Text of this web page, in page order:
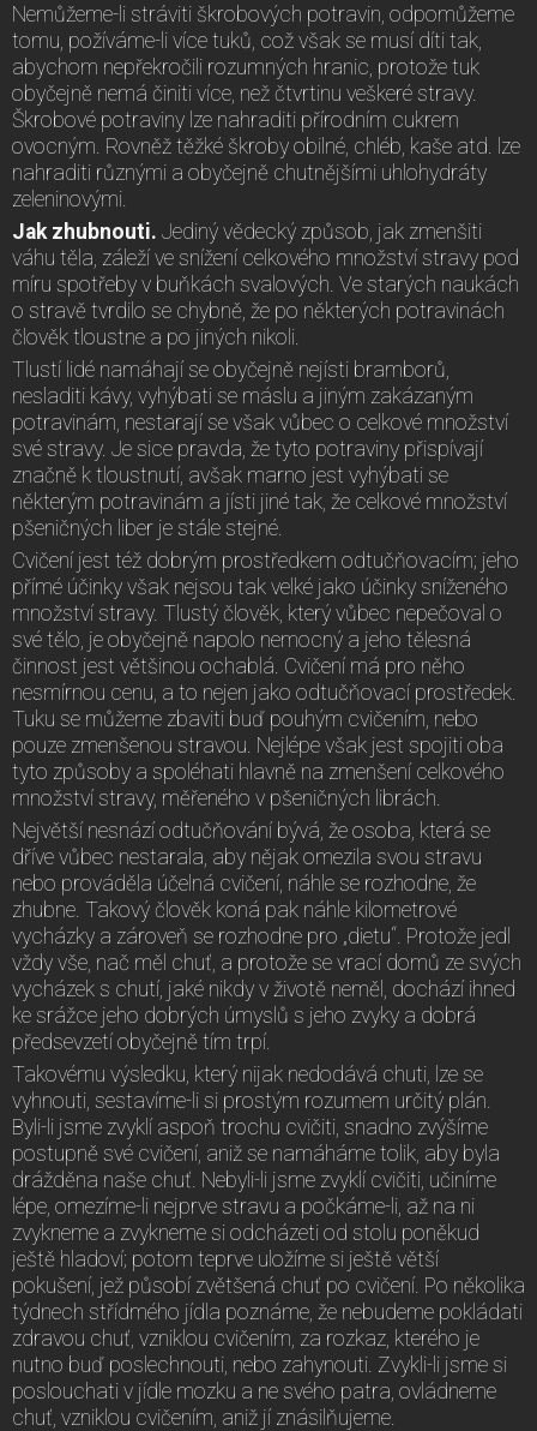
Nemůžeme-li stráviti škrobových potravin, odpomůžeme
tomu, požíváme-li více tuků, což však se musí díti tak,
abychom nepřekročili rozumných hranic, protože tuk
obyčejně nemá činiti více, než čtvrtinu veškeré stravy.
Škrobové potraviny lze nahraditi přírodním cukrem
ovocným. Rovněž těžké škroby obilné, chléb, kaše atd. lze
nahraditi různými a obyčejně chutnějšími uhlohydráty
zeleninovými.
Jak zhubnouti. Jediný vědecký způsob, jak zmenšiti
váhu těla, záleží ve snížení celkového množství stravy pod
míru spotřeby v buňkách svalových. Ve starých naukách
o stravě tvrdilo se chybně, že po některých potravinách
člověk tloustne a po jiných nikoli.
Tlustí lidé namáhají se obyčejně nejísti bramborů,
nesladiti kávy, vyhýbati se máslu a jiným zakázaným
potravinám, nestarají se však vůbec o celkové množství
své stravy. Je sice pravda, že tyto potraviny přispívají
značně k tloustnutí, avšak marno jest vyhýbati se
některým potravinám a jísti jiné tak, že celkové množství
pšeničných liber je stále stejné.
Cvičení jest též dobrým prostředkem odtučňovacím; jeho
přímé účinky však nejsou tak velké jako účinky sníženého
množství stravy. Tlustý člověk, který vůbec nepečoval o
své tělo, je obyčejně napolo nemocný a jeho tělesná
činnost jest většinou ochablá. Cvičení má pro něho
nesmírnou cenu, a to nejen jako odtučňovací prostředek.
Tuku se můžeme zbaviti buď pouhým cvičením, nebo
pouze zmenšenou stravou. Nejlépe však jest spojiti oba
tyto způsoby a spoléhati hlavně na zmenšení celkového
množství stravy, měřeného v pšeničných librách.
Největší nesnází odtučňování bývá, že osoba, která se
dříve vůbec nestarala, aby nějak omezila svou stravu
nebo prováděla účelná cvičení, náhle se rozhodne, že
zhubne. Takový člověk koná pak náhle kilometrové
vycházky a zároveň se rozhodne pro „dietu“. Protože jedl
vždy vše, nač měl chuť, a protože se vrací domů ze svých
vycházek s chutí, jaké nikdy v životě neměl, dochází ihned
ke srážce jeho dobrých úmyslů s jeho zvyky a dobrá
předsevzetí obyčejně tím trpí.
Takovému výsledku, který nijak nedodává chuti, lze se
vyhnouti, sestavíme-li si prostým rozumem určitý plán.
Byli-li jsme zvyklí aspoň trochu cvičiti, snadno zvýšíme
postupně své cvičení, aniž se namáháme tolik, aby byla
drážděna naše chuť. Nebyli-li jsme zvyklí cvičiti, učiníme
lépe, omezíme-li nejprve stravu a počkáme-li, až na ni
zvykneme a zvykneme si odcházeti od stolu poněkud
ještě hladoví; potom teprve uložíme si ještě větší
pokušení, jež působí zvětšená chuť po cvičení. Po několika
týdnech střídmého jídla poznáme, že nebudeme pokládati
zdravou chuť, vzniklou cvičením, za rozkaz, kterého je
nutno buď poslechnouti, nebo zahynouti. Zvykli-li jsme si
poslouchati v jídle mozku a ne svého patra, ovládneme
chuť, vzniklou cvičením, aniž jí znásilňujeme.